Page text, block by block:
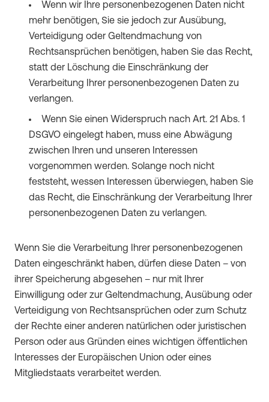
Wenn wir Ihre personenbezogenen Daten nicht
mehr benötigen, Sie sie jedoch zur Ausübung,
Verteidigung oder Geltendmachung von
Rechtsansprüchen benötigen, haben Sie das Recht,
statt der Löschung die Einschränkung der
Verarbeitung Ihrer personenbezogenen Daten zu
verlangen.
Wenn Sie einen Widerspruch nach Art. 21 Abs. 1
DSGVO eingelegt haben, muss eine Abwägung
zwischen Ihren und unseren Interessen
vorgenommen werden. Solange noch nicht
feststeht, wessen Interessen überwiegen, haben Sie
das Recht, die Einschränkung der Verarbeitung Ihrer
personenbezogenen Daten zu verlangen.
Wenn Sie die Verarbeitung Ihrer personenbezogenen
Daten eingeschränkt haben, dürfen diese Daten – von
ihrer Speicherung abgesehen – nur mit Ihrer
Einwilligung oder zur Geltendmachung, Ausübung oder
Verteidigung von Rechtsansprüchen oder zum Schutz
der Rechte einer anderen natürlichen oder juristischen
Person oder aus Gründen eines wichtigen öffentlichen
Interesses der Europäischen Union oder eines
Mitgliedstaats verarbeitet werden.